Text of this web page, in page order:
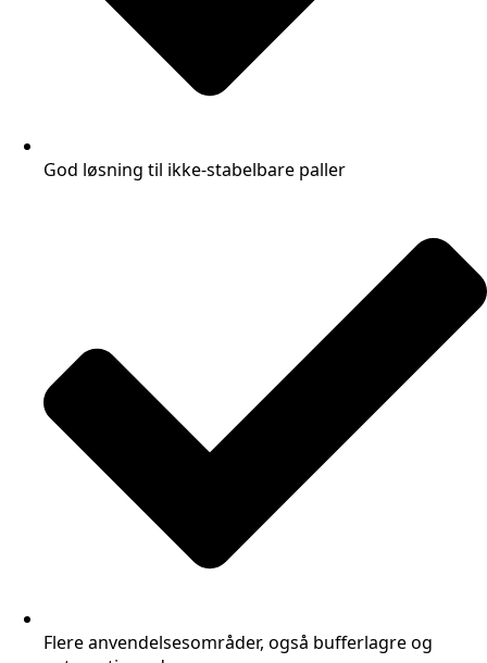
God løsning til ikke-stabelbare paller
Flere anvendelsesområder, også bufferlagre og